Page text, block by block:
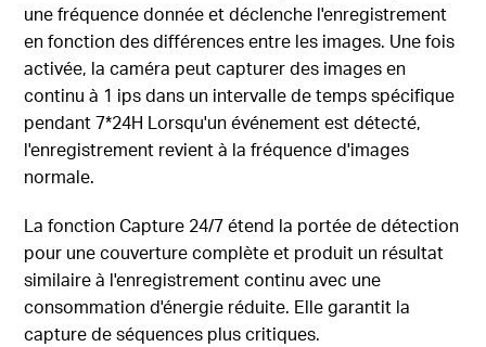
une fréquence donnée et déclenche l'enregistrement
en fonction des différences entre les images. Une fois
activée, la caméra peut capturer des images en
continu à 1 ips dans un intervalle de temps spécifique
pendant 7*24H Lorsqu'un événement est détecté,
l'enregistrement revient à la fréquence d'images
normale.
La fonction Capture 24/7 étend la portée de détection
pour une couverture complète et produit un résultat
similaire à l'enregistrement continu avec une
consommation d'énergie réduite. Elle garantit la
capture de séquences plus critiques.